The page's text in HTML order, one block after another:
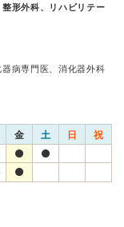
形外科、リハビリテー
病専門医、消化器外科
金 土 日 祝